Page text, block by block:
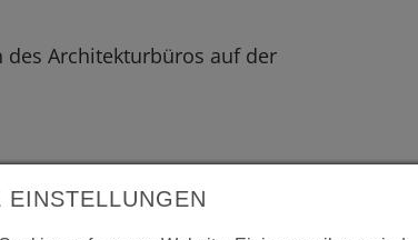
des Architekturbüros auf der
EINSTELLUNGEN